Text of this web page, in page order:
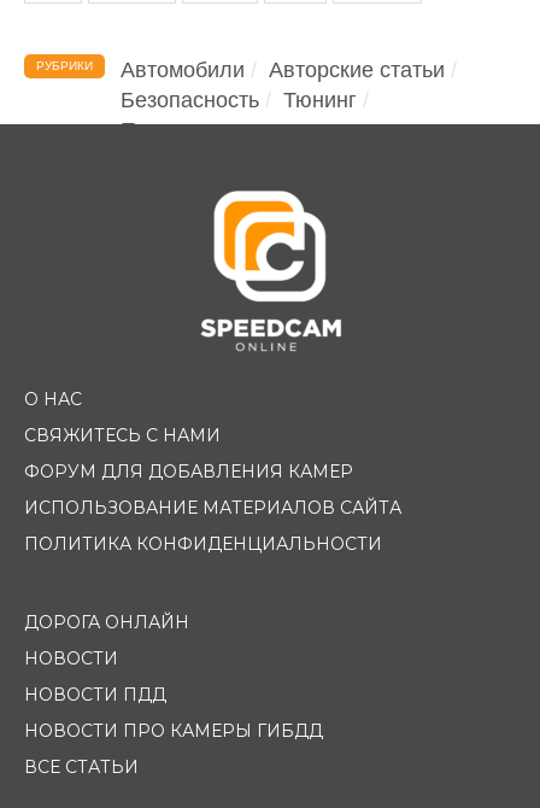
РУБРИКИ Автомобили
Авторские статьи
Безопасность
Тюнинг
Помощь водителю
О НАС
СВЯЖИТЕСЬ С НАМИ
ФОРУМ ДЛЯ ДОБАВЛЕНИЯ КАМЕР
ИСПОЛЬЗОВАНИЕ МАТЕРИАЛОВ САЙТА
ПОЛИТИКА КОНФИДЕНЦИАЛЬНОСТИ
ДОРОГА ОНЛАЙН
НОВОСТИ
НОВОСТИ ПДД
НОВОСТИ ПРО КАМЕРЫ ГИБДД
ВСЕ СТАТЬИ